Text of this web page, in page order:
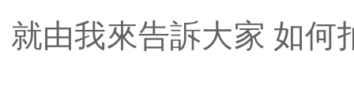
就由我來告訴大家 如何